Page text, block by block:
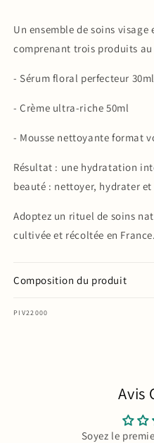
Un ensemble de soins visage
comprenant trois produits au
- Sérum floral perfecteur 30ml
- Crème ultra-riche 50ml
- Mousse nettoyante format
Résultat : une hydratation
beauté : nettoyer, hydrater
Adoptez un rituel de soins
cultivée et récoltée en France.
Composition du produit
SKU:
PIV22000
Avis
Soyez le